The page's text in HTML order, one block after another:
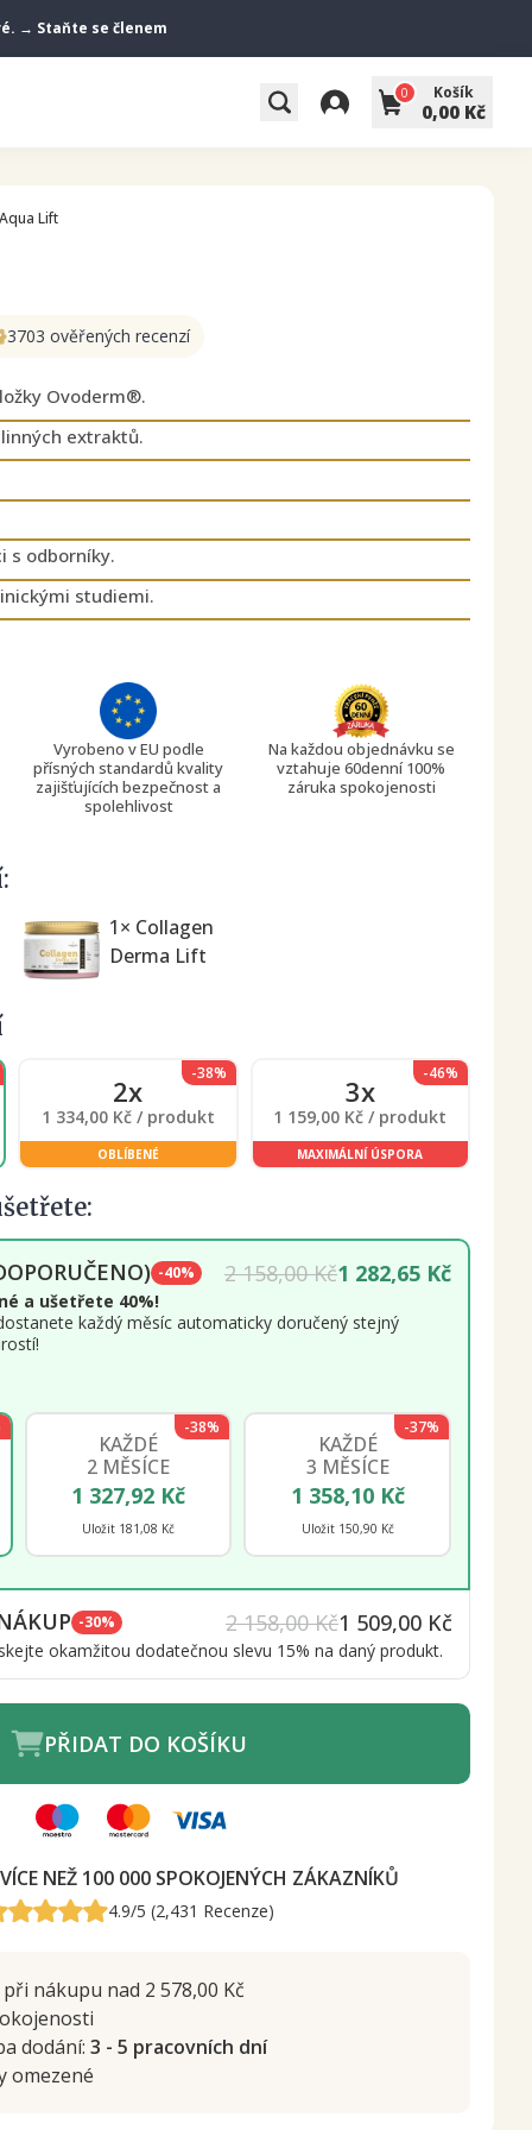
→ Staňte se členem
0 Košík
0,00 Kč
Lift
3703 ověřených recenzí
Ovoderm®.
extraktů.
s odborníky.
studiemi.
Vyrobeno v EU podle
přísných standardů kvality
zajišťujících bezpečnost a
spolehlivost
Na každou objednávku se
vztahuje 60denní 100%
záruka spokojenosti
1× Collagen
Derma Lift
-38%
2x
1 334,00 Kč / produkt
OBLÍBENÉ
-46%
3x
1 159,00 Kč / produkt
MAXIMÁLNÍ ÚSPORA
-40% 2 158,00 Kč1 282,65 Kč
a ušetřete 40%!
každý měsíc automaticky doručený stejný
-38%
KAŽDÉ
2 MĚSÍCE
1 327,92 Kč
Uložit 181,08 Kč
-37%
KAŽDÉ
3 MĚSÍCE
1 358,10 Kč
Uložit 150,90 Kč
-30% 2 158,00 Kč1 509,00 Kč
okamžitou dodatečnou slevu 15% na daný produkt.
PŘIDAT DO KOŠÍKU
NEŽ 100 000 SPOKOJENÝCH ZÁKAZNÍKŮ
4.9/5 (2,431 Recenze)
při nákupu nad 2 578,00 Kč
dodání: 3 - 5 pracovních dní
omezené